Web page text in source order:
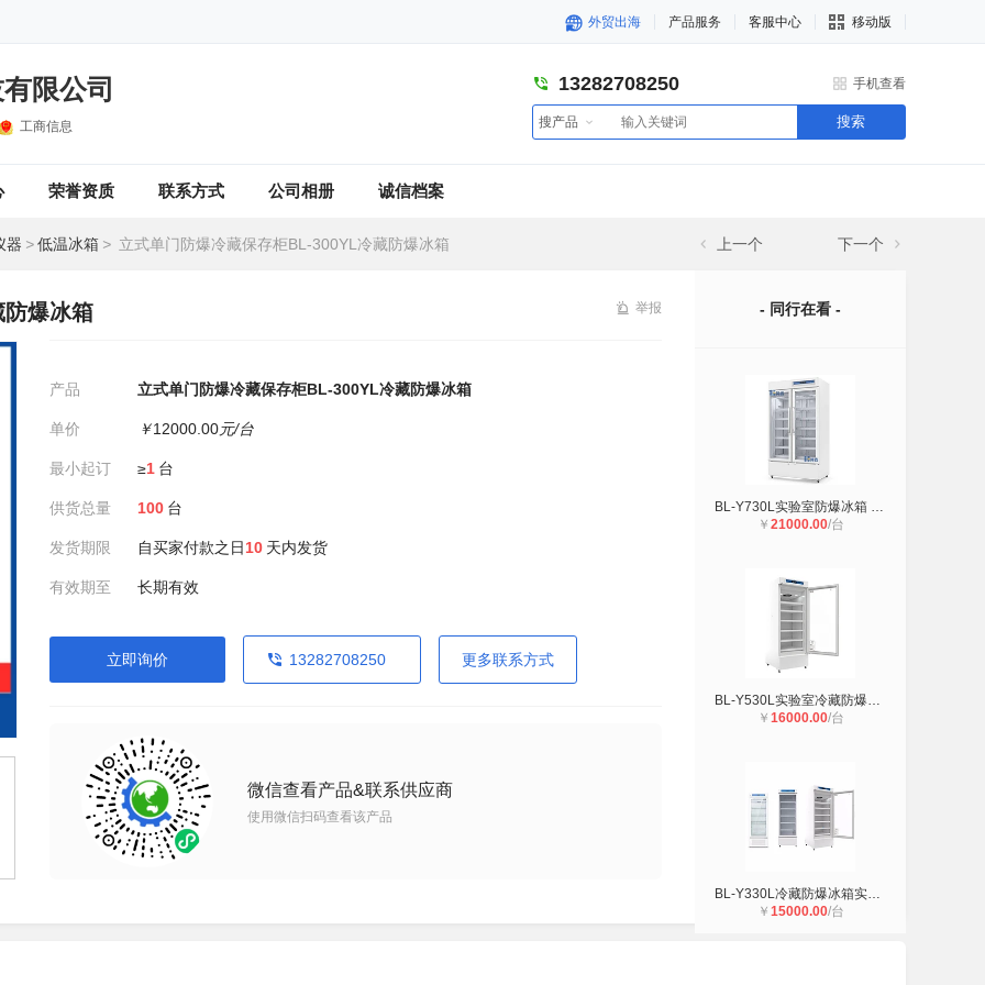
外贸出海 产品服务 客服中心 移动版
限公司
工商信息
13282708250 手机查看
搜产品 搜索
荣誉资质 联系方式 公司相册 诚信档案
器 >低温冰箱 > 立式单门防爆冷藏保存柜BL-300YL冷藏防爆冰箱 上一个 下一个
爆冰箱 举报
产品 立式单门防爆冷藏保存柜BL-300YL冷藏防爆冰箱
单价 ￥12000.00元/台
最小起订 ≥1 台
供货总量 100 台
发货期限 自买家付款之日10 天内发货
有效期至 长期有效
立即询价 13282708250 更多联系方式
微信查看产品&联系供应商
使用微信扫码查看该产品
- 同行在看 -
BL-Y730L实验室防爆冰箱 冷藏防爆冰
￥ 21000.00/台
BL-Y530L实验室冷藏防爆冰箱 试剂存
￥ 16000.00/台
BL-Y330L冷藏防爆冰箱实验室存放防爆
￥ 15000.00/台